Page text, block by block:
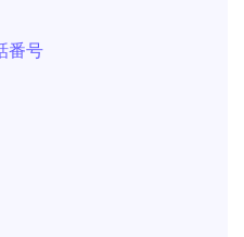
番号